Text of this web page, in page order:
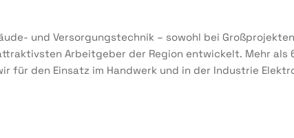
und Versorgungstechnik – sowohl bei
Arbeitgeber der Region entwickelt. Mehr als
den Einsatz im Handwerk und in der Industrie